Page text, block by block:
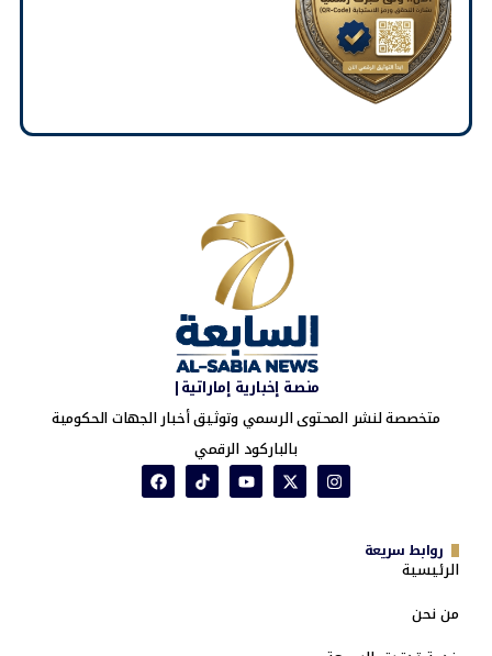
منصة إخبارية إماراتية|
متخصصة لنشر المحتوى الرسمي وتوثيق أخبار الجهات الحكومية
بالباركود الرقمي
روابط سريعة
الرئيسية
من نحن